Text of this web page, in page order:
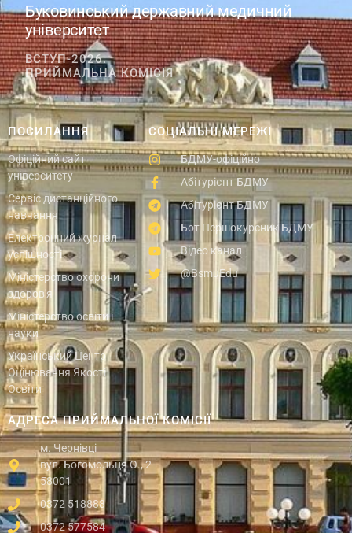
АДРЕСА ПРИЙМАЛЬНОЇ КОМІСІЇ
м. Чернівці
вул. Богомольця О., 2
58001
0372 518888
0372 577584
СОЦІАЛЬНІ МЕРЕЖІ
БДМУ-офіційно
Абітурієнт БДМУ
Абітурієнт БДМУ
Бот Першокурсник БДМУ
Відео канал
@BsmuEdu
ПОСИЛАННЯ
Офіційний сайт
університету
Сервіс дистанційного
навчання
Електронний журнал
успішності
Міністерство охорони
здоров'я
Міністерство освіти і
науки
Український Центр
Оцінювання Якості
Освіти
Буковинський державний медичний
університет
ВСТУП-2026.
ПРИЙМАЛЬНА КОМІСІЯ